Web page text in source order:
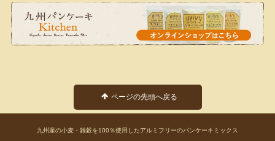
ページの先頭へ戻る
九州産の小麦・雑穀を100％使用したアルミフリーのパンケーキミックス